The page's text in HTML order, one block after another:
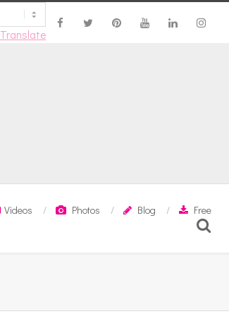
Translate
Videos Photos Blog
Free
Search